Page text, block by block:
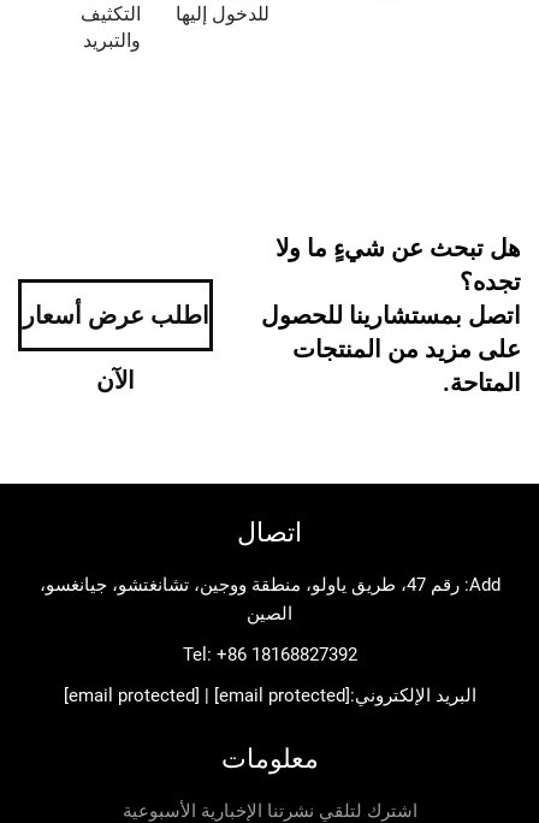
للدخول إليها
التكثيف
عن شيءٍ ما ولا
للحصول
من المنتجات
اطلب عرض أسعار
Add: رقم 47، طريق ياولو، منطقة ووجين، تشانغتشو، جيانغسو،
Tel:+86 18168827392
الإلكتروني:[email protected]
|
[email protected]
معلومات
اشترك لتلقي نشرتنا الإخبارية الأسبوعية